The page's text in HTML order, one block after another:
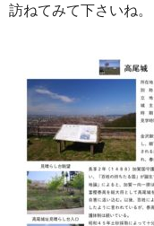
訪ねてみて下さいね。